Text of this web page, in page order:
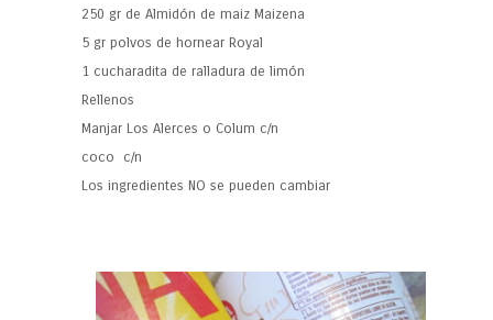
250 gr de Almidón de maiz Maizena
5 gr polvos de hornear Royal
1 cucharadita de ralladura de limón
Rellenos
Manjar Los Alerces o Colum c/n
coco c/n
Los ingredientes NO se pueden cambiar